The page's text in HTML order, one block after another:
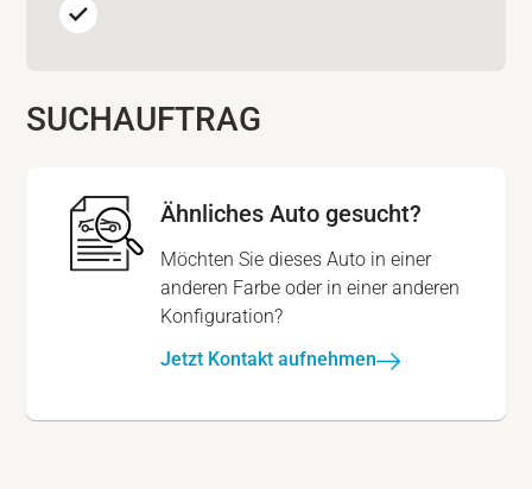
SUCHAUFTRAG
Ähnliches Auto gesucht?
Möchten Sie dieses Auto in einer
anderen Farbe oder in einer anderen
Konfiguration?
Jetzt Kontakt aufnehmen